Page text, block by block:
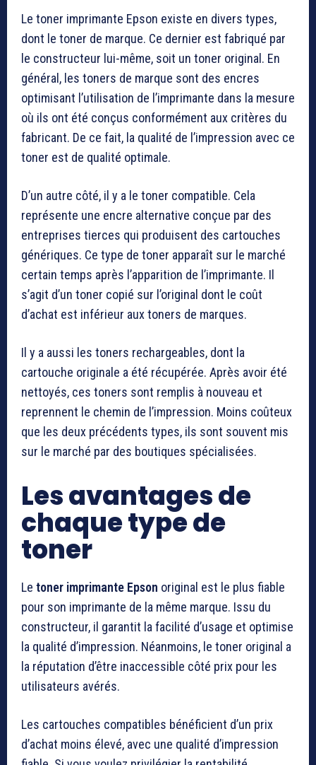
Le toner imprimante Epson existe en divers types,
dont le toner de marque. Ce dernier est fabriqué par
le constructeur lui-même, soit un toner original. En
général, les toners de marque sont des encres
optimisant l’utilisation de l’imprimante dans la mesure
où ils ont été conçus conformément aux critères du
fabricant. De ce fait, la qualité de l’impression avec ce
toner est de qualité optimale.
D’un autre côté, il y a le toner compatible. Cela
représente une encre alternative conçue par des
entreprises tierces qui produisent des cartouches
génériques. Ce type de toner apparaît sur le marché
certain temps après l’apparition de l’imprimante. Il
s’agit d’un toner copié sur l’original dont le coût
d’achat est inférieur aux toners de marques.
Il y a aussi les toners rechargeables, dont la
cartouche originale a été récupérée. Après avoir été
nettoyés, ces toners sont remplis à nouveau et
reprennent le chemin de l’impression. Moins coûteux
que les deux précédents types, ils sont souvent mis
sur le marché par des boutiques spécialisées.
Les avantages de
chaque type de
toner
Le toner imprimante Epson original est le plus fiable
pour son imprimante de la même marque. Issu du
constructeur, il garantit la facilité d’usage et optimise
la qualité d’impression. Néanmoins, le toner original a
la réputation d’être inaccessible côté prix pour les
utilisateurs avérés.
Les cartouches compatibles bénéficient d’un prix
d’achat moins élevé, avec une qualité d’impression